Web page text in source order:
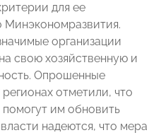
для ее
Минэкономразвития.
организации
свою хозяйственную и
Опрошенные
отметили, что
им обновить
надеются, что мера